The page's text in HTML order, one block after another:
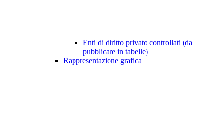
Enti di diritto privato controllati (da
pubblicare in tabelle)
Rappresentazione grafica